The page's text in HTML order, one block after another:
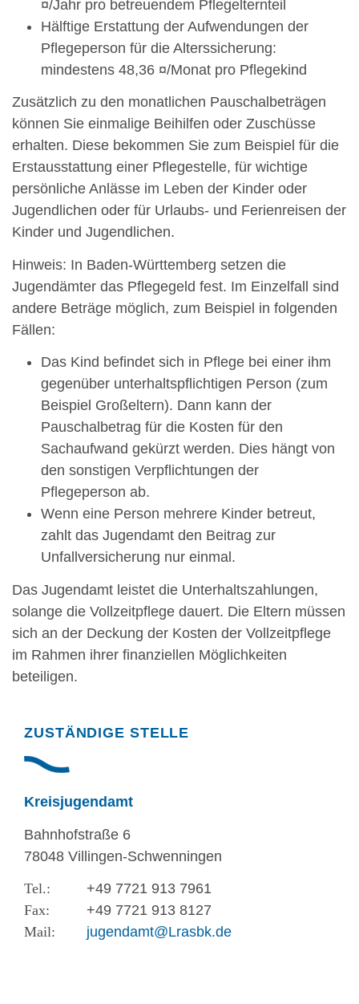
¤/Jahr pro betreuendem Pflegelternteil
Hälftige Erstattung der Aufwendungen der
Pflegeperson für die Alterssicherung:
mindestens 48,36 ¤/Monat pro Pflegekind
Zusätzlich zu den monatlichen Pauschalbeträgen
können Sie einmalige Beihilfen oder Zuschüsse
erhalten. Diese bekommen Sie zum Beispiel für die
Erstausstattung einer Pflegestelle, für wichtige
persönliche Anlässe im Leben der Kinder oder
Jugendlichen oder für Urlaubs- und Ferienreisen der
Kinder und Jugendlichen.
Hinweis: In Baden-Württemberg setzen die
Jugendämter das Pflegegeld fest. Im Einzelfall sind
andere Beträge möglich, zum Beispiel in folgenden
Fällen:
Das Kind befindet sich in Pflege bei einer ihm
gegenüber unterhaltspflichtigen Person (zum
Beispiel Großeltern). Dann kann der
Pauschalbetrag für die Kosten für den
Sachaufwand gekürzt werden. Dies hängt von
den sonstigen Verpflichtungen der
Pflegeperson ab.
Wenn eine Person mehrere Kinder betreut,
zahlt das Jugendamt den Beitrag zur
Unfallversicherung nur einmal.
Das Jugendamt leistet die Unterhaltszahlungen,
solange die Vollzeitpflege dauert. Die Eltern müssen
sich an der Deckung der Kosten der Vollzeitpflege
im Rahmen ihrer finanziellen Möglichkeiten
beteiligen.
Randspalte
ZUSTÄNDIGE STELLE
Kreisjugendamt
Bahnhofstraße 6
78048 Villingen-Schwenningen
+49 7721 913 7961
+49 7721 913 8127
jugendamt@Lrasbk.de